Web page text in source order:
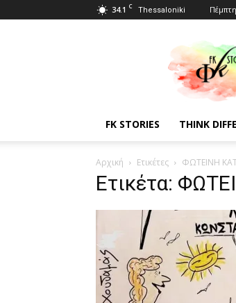
34.1 C Thessaloniki
FK STORIES THINK
Αρχική Ετικέτες ΦΩΤΕΙΝΗ
Ετικέτα: